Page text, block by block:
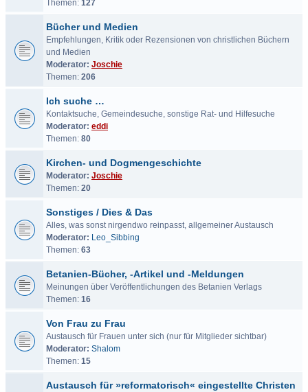
Themen: 127
Bücher und Medien
Empfehlungen, Kritik oder Rezensionen von christlichen Büchern
und Medien
Moderator: Joschie
Themen: 206
Ich suche …
Kontaktsuche, Gemeindesuche, sonstige Rat- und Hilfesuche
Moderator: eddi
Themen: 80
Kirchen- und Dogmengeschichte
Moderator: Joschie
Themen: 20
Sonstiges / Dies & Das
Alles, was sonst nirgendwo reinpasst, allgemeiner Austausch
Moderator: Leo_Sibbing
Themen: 63
Betanien-Bücher, -Artikel und -Meldungen
Meinungen über Veröffentlichungen des Betanien Verlags
Themen: 16
Von Frau zu Frau
Austausch für Frauen unter sich (nur für Mitglieder sichtbar)
Moderator: Shalom
Themen: 15
Austausch für »reformatorisch« eingestellte Christen